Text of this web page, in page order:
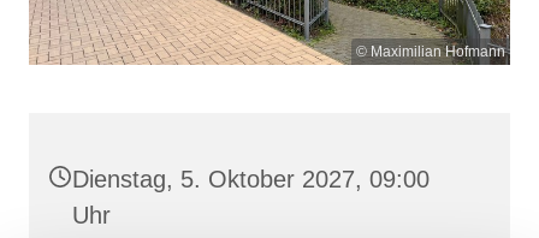
© Maximilian Hofmann
Dienstag, 5. Oktober 2027, 09:00
Uhr